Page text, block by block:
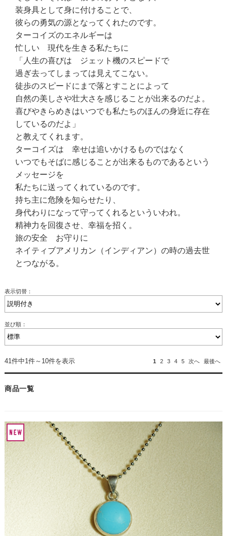
装身具として身に付けることで、
彼らの勇気の源となってくれたのです。
ターコイズのエネルギーは
忙しい 現代を生きる私たちに
「人生の喜びは ジェット機のスピードで
過ぎ去ってしまっては見えてこない。
徒歩のスピードにまで落とすことによって
自然の美しさや壮大さを感じることが出来るのだよ。
喜びやきらめきはいつでも私たちのほんの身近に存在
しているのだよ」
と教えてくれます。
ターコイズは 幸せは追いかけるものではなく
いつでもそばに感じることが出来るものであるという
メッセージを
私たちに送ってくれているのです。
持ち主に危険を知らせたり、
身代わりになって守ってくれるといういわれ。
精神力を回復させ、幸福を招く。
旅の安全 お守りに
ネイティブアメリカン（インディアン）の時の過去世
とつながる。
表示切替：
並び順：
41件中1件～10件を表示 1 2 3 4 5 次へ 最後へ
商品一覧